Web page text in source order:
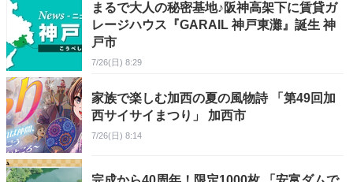
まるで大人の秘密基地♪阪神高架下に賃貸ガ
レージハウス『GARAIL 神戸東灘』誕生 神
戸市
7/26(日) 8:29
家族で楽しむ加西の夏の風物詩 「第49回加
西サイサイまつり」 加西市
7/26(日) 8:14